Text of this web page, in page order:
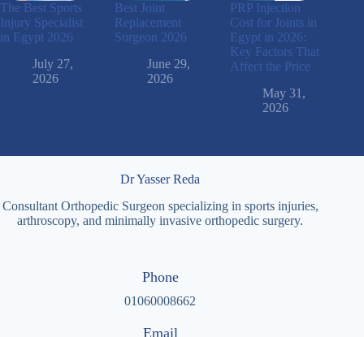
The Best Sports
Injury Specialist
in Egypt 2026
July 27,
2026
Best Joint
Replacement
Surgeon 2026
June 29,
2026
PRP Injection
Cost for Joints in
Egypt in 2026:
Key Factors That
Affect the Price
May 31,
2026
Dr Yasser Reda
Consultant Orthopedic Surgeon specializing in sports injuries,
arthroscopy, and minimally invasive orthopedic surgery.
Phone
01060008662
Email